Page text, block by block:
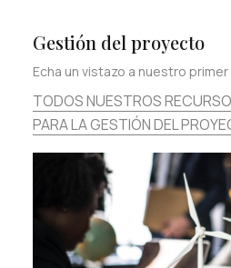
Gestión del proyecto
Echa un vistazo a nuestro
TODOS NUESTROS
PARA LA GESTIÓN DEL